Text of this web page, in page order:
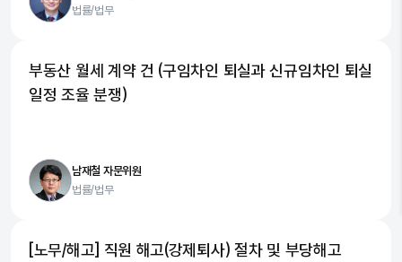
법률/법무
부동산 월세 계약 건 (구임차인 퇴실과 신규임차인 퇴실
일정 조율 분쟁)
남재철 자문위원
법률/법무
[노무/해고] 직원 해고(강제퇴사) 절차 및 부당해고